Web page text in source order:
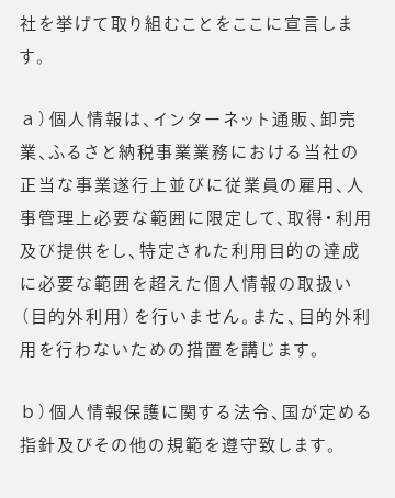
社を挙げて取り組むことをここに宣言しま
す。
ａ）個人情報は、インターネット通販、卸売
業、ふるさと納税事業業務における当社の
正当な事業遂行上並びに従業員の雇用、人
事管理上必要な範囲に限定して、取得・利用
及び提供をし、特定された利用目的の達成
に必要な範囲を超えた個人情報の取扱い
（目的外利用）を行いません。また、目的外利
用を行わないための措置を講じます。
ｂ）個人情報保護に関する法令、国が定める
指針及びその他の規範を遵守致します。